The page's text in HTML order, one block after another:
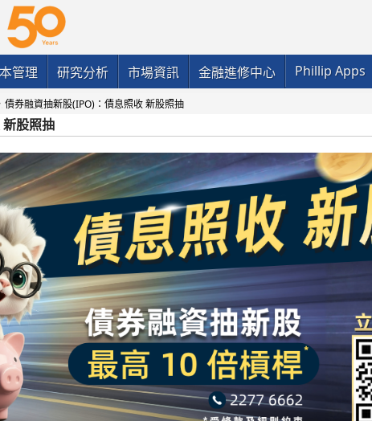
管理 研究分析 市場資訊 金融進修中心 Phillip Apps
債券融資抽新股(IPO)：債息照收 新股照抽
股照抽